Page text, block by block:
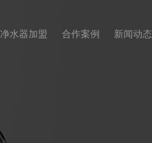
净水器加盟 合作案例 新闻动态